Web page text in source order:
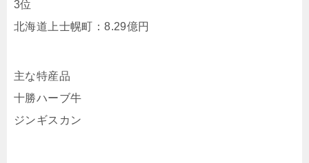
3位
北海道上士幌町：8.29億円
主な特産品
十勝ハーブ牛
ジンギスカン